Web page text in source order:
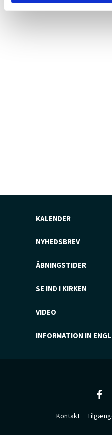
KALENDER
NYHEDSBREV
ÅBNINGSTIDER
SE IND I KIRKEN
VIDEO
INFORMATION IN
Kontakt